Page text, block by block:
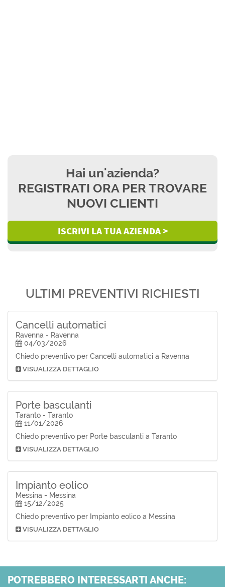
Hai un'azienda?
REGISTRATI ORA PER TROVARE
NUOVI CLIENTI
ISCRIVI LA TUA AZIENDA >
ULTIMI PREVENTIVI RICHIESTI
Cancelli automatici
Ravenna - Ravenna
04/03/2026
Chiedo preventivo per Cancelli automatici a Ravenna
VISUALIZZA DETTAGLIO
Porte basculanti
Taranto - Taranto
11/01/2026
Chiedo preventivo per Porte basculanti a Taranto
VISUALIZZA DETTAGLIO
Impianto eolico
Messina - Messina
15/12/2025
Chiedo preventivo per Impianto eolico a Messina
VISUALIZZA DETTAGLIO
POTREBBERO INTERESSARTI ANCHE: